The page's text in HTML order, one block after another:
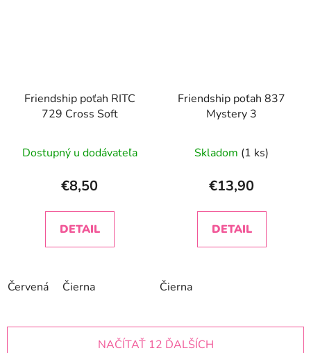
Friendship poťah RITC
729 Cross Soft
Dostupný u dodávateľa
€8,50
DETAIL
Červená Čierna
Friendship poťah 837
Mystery 3
Skladom (1 ks)
€13,90
DETAIL
Čierna
NAČÍTAŤ 12 ĎALŠÍCH